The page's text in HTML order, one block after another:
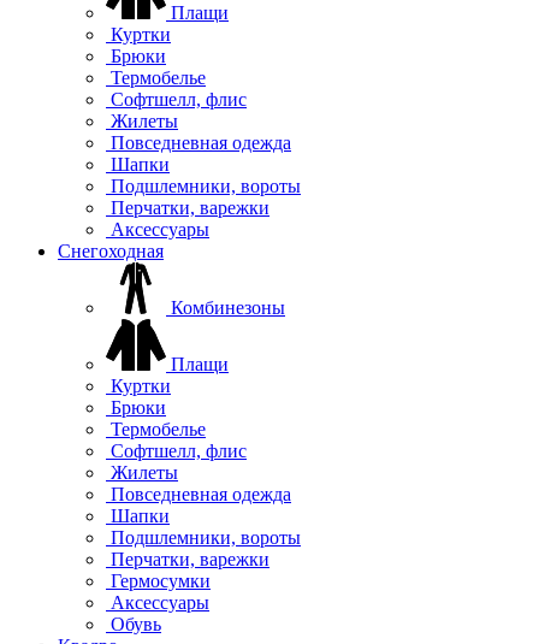
Плащи
Куртки
Брюки
Термобелье
Софтшелл, флис
Жилеты
Повседневная одежда
Шапки
Подшлемники, вороты
Перчатки, варежки
Аксессуары
Снегоходная
Комбинезоны
Плащи
Куртки
Брюки
Термобелье
Софтшелл, флис
Жилеты
Повседневная одежда
Шапки
Подшлемники, вороты
Перчатки, варежки
Гермосумки
Аксессуары
Обувь